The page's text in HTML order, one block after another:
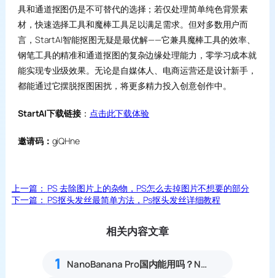
具和通道抠图仍是不可替代的选择；若仅处理简单纯色背景素
材，快速选择工具和魔棒工具足以满足需求。但对多数用户而
言，StartAI智能抠图无疑是最优解——它兼具魔棒工具的效率、
钢笔工具的精准和通道抠图的复杂边缘处理能力，零学习成本就
能实现专业级效果。无论是自媒体人、电商运营还是设计新手，
都能通过它摆脱抠图困扰，将更多精力投入创意创作中。
StartAI下载链接： 点击此下载体验
邀请码： giQHne
上一篇： PS 去除图片上的杂物，PS怎么去掉图片不想要的部分
下一篇： PS抠头发丝最简单方法，Ps抠头发丝详细教程
相关内容文章
1 NanoBanana Pro国内能用吗？Nano banana使用教程